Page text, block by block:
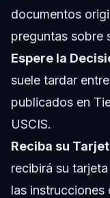
documentos
preguntas sobre
Espere la
suele tardar
publicados en
USCIS.
Reciba su
recibirá su
las instrucciones